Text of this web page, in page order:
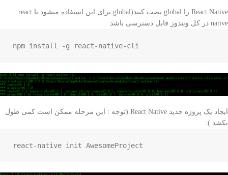
React Native را global نصب کنید(global برای این استفاده میشود تا react
native در کل ویندوز قابل دسترسی باشد
npm install -g react-native-cli
ایجاد یک پروژه جدید React Native (توجه : این مرحله ممکن است کمی طول
بکشد ):
react-native init AwesomeProject